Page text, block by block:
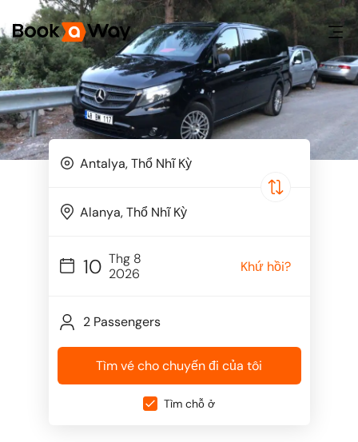
10 Thg 8
2026
Khứ hồi?
2 Passengers
Tìm vé cho chuyến đi của tôi
Tìm chỗ ở